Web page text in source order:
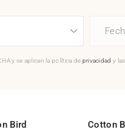
y se aplican la política de privacidad y las
Bird Cotton